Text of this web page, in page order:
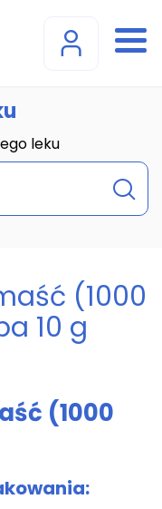
leku
(1000
10 g
(1000